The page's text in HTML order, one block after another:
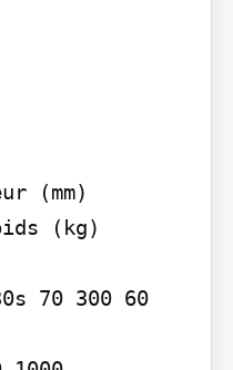
(mm)
(kg)
70 300 60